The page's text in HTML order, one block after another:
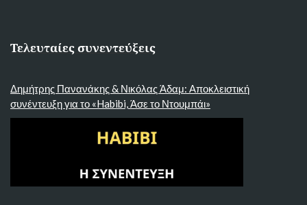
Τελευταίες συνεντεύξεις
Δημήτρης Πανανάκης & Νικόλας Άδαμ: Αποκλειστική
συνέντευξη για το «Habibi, Άσε το Ντουμπάι»